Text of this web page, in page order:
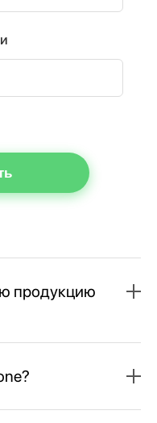
продукцию